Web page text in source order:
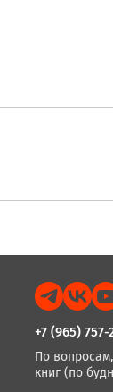
+7 (965) 757-
По
книг (по